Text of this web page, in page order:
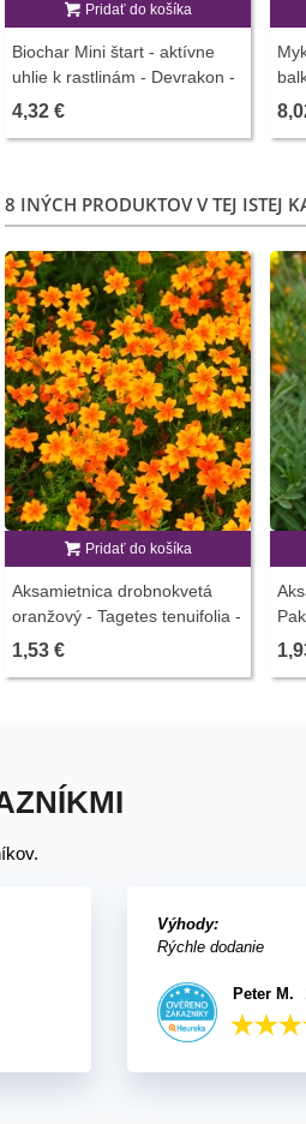
Pridať do košíka
Biochar Mini štart - aktívne
uhlie k rastlinám - Devrakon -
predaj hnojív - 300 ml
4,32 €
8 INÝCH PRODUKTOV V TEJ ISTEJ
Pridať do košíka
Aksamietnica drobnokvetá
oranžový - Tagetes tenuifolia -
predaj semien - 0,2 g
1,53 €
Výhody:
Rýchle dodanie
Peter M.